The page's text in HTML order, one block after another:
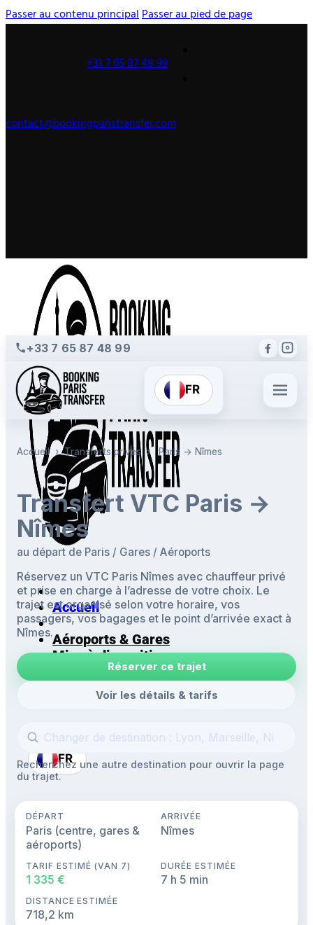
Passer au contenu principalPasser au pied de page
+33 7 65 87 48 99
contact@bookingparistransfer.com
Accueil
Aéroports & Gares
Mise à disposition
Navettes
Excursions
FR
+33 7 65 87 48 99
FR
Accueil › Transferts privés › Paris → Nîmes
Transfert VTC Paris →
Nîmes
au départ de Paris / Gares / Aéroports
Réservez un VTC Paris Nîmes avec chauffeur privé
et prise en charge à l’adresse de votre choix. Le
trajet est organisé selon votre horaire, vos
passagers, vos bagages et le point d’arrivée exact à
Nîmes.
Réserver ce trajet
Voir les détails & tarifs
Recherchez une autre destination pour ouvrir la page
du trajet.
DÉPART
Paris (centre, gares &
aéroports)
ARRIVÉE
Nîmes
TARIF ESTIMÉ (VAN 7)
1 335 €
DURÉE ESTIMÉE
7 h 5 min
DISTANCE ESTIMÉE
718,2 km